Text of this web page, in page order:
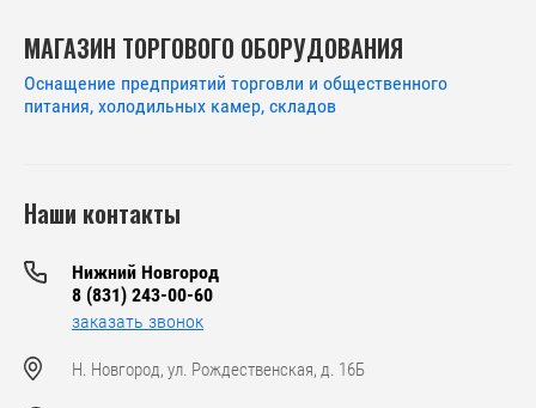
МАГАЗИН ТОРГОВОГО ОБОРУДОВАНИЯ
Оснащение предприятий торговли и общественного
питания, холодильных камер, складов
Наши контакты
Нижний Новгород
8 (831) 243-00-60
заказать звонок
Н. Новгород, ул. Рождественская, д. 16Б